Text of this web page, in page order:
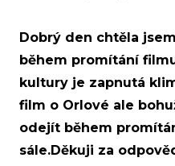
Dobrý den chtěla
během promítání
kultury je zapnutá
film o Orlové ale
odejít během
sále.Děkuji za